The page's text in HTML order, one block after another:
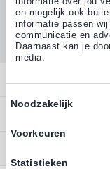
en mogelijk ook
informatie passen
communicatie en
Daarnaast kan je
media.
Noodzakelijk
Voorkeuren
Statistieken
Contact
Overzicht
Contact
Account